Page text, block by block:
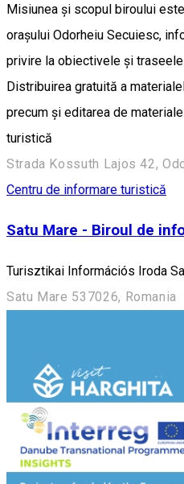
Misiunea și scopul biroului
orașului Odorheiu Secuiesc,
privire la obiectivele și
Distribuirea gratuită a
precum și editarea de
turistică
Centru de informare turistică
Satu Mare - Biroul de
Turisztikai Információs Iroda
Satu Mare 537026, Romania